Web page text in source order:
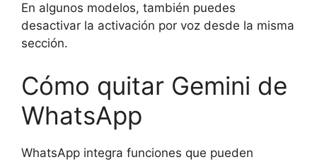
En algunos modelos, también puedes
desactivar la activación por voz desde la misma
sección.
Cómo quitar Gemini de
WhatsApp
WhatsApp integra funciones que pueden